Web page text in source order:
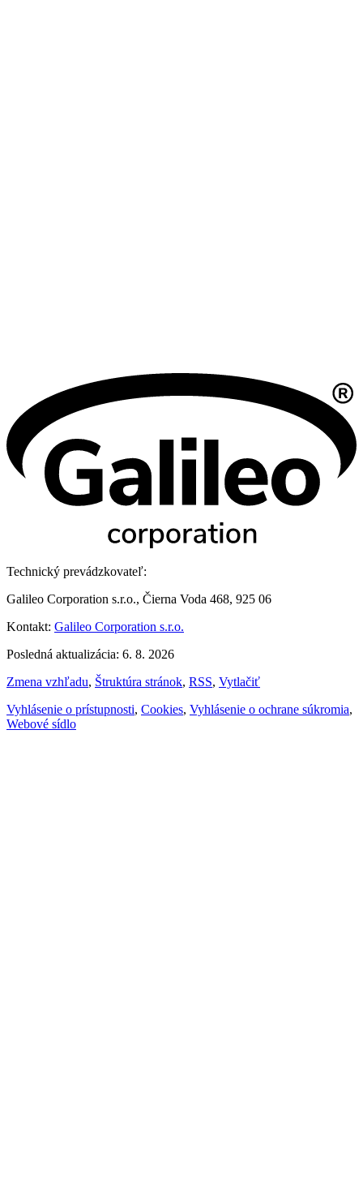
Technický prevádzkovateľ:
Galileo Corporation s.r.o., Čierna Voda 468, 925 06
Kontakt: Galileo Corporation s.r.o.
Posledná aktualizácia: 6. 8. 2026
Zmena vzhľadu, Štruktúra stránok, RSS, Vytlačiť
Vyhlásenie o prístupnosti, Cookies, Vyhlásenie o ochrane súkromia,
Webové sídlo